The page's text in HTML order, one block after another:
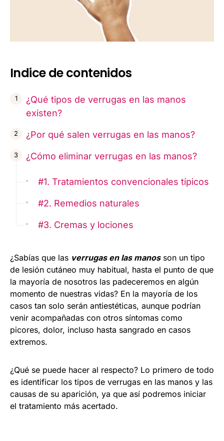
Indice de contenidos
¿Qué tipos de verrugas en las manos
existen?
¿Por qué salen verrugas en las manos?
¿Cómo eliminar verrugas en las manos?
#1. Tratamientos convencionales típicos
#2. Remedios naturales
#3. Cremas y lociones
¿Sabías que las verrugas en las manosson un tipo
de lesión cutáneo muy habitual, hasta el punto de que
la mayoría de nosotros las padeceremos en algún
momento de nuestras vidas? En la mayoría de los
casos tan solo serán antiestéticas, aunque podrían
venir acompañadas con otros síntomas como
picores, dolor, incluso hasta sangrado en casos
extremos.
¿Qué se puede hacer al respecto? Lo primero de todo
es identificar los tipos de verrugas en las manos y las
causas de su aparición, ya que así podremos iniciar
el tratamiento más acertado.